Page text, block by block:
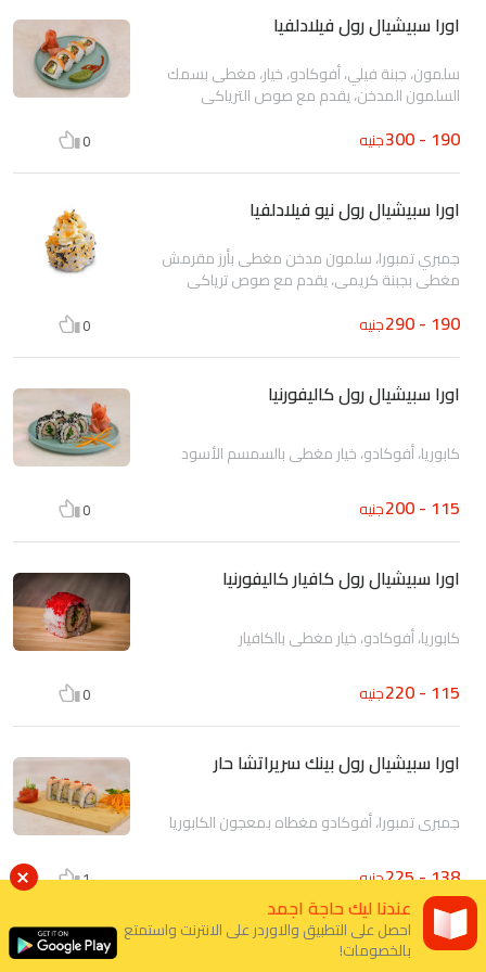
اورا سبيشيال رول فيلادلفيا
سلمون، جبنة فيلي، أفوكادو، خيار، مغطى بسمك
السلمون المدخن، يقدم مع صوص الترياكي
190 - 300 جنيه 0
اورا سبيشيال رول نيو فيلادلفيا
جمبري تمبورا، سلمون مدخن مغطى بأرز مقرمش
مغطى بجبنة كريمي، يقدم مع صوص ترياكي
190 - 290 جنيه 0
اورا سبيشيال رول كاليفورنيا
كابوريا، أفوكادو، خيار مغطى بالسمسم الأسود
115 - 200 جنيه 0
اورا سبيشيال رول كافيار كاليفورنيا
كابوريا، أفوكادو، خيار مغطى بالكافيار
115 - 220 جنيه 0
اورا سبيشيال رول بينك سريراتشا حار
جمبري تمبورا، أفوكادو مغطاه بمعجون الكابوريا
138 - 225 جنيه 1
اورا سبيشيال رول جمبرى كرسبى
عندنا ليك حاجة اجمد
احصل على التطبيق والاوردر على الانترنت واستمتع
بالخصومات!